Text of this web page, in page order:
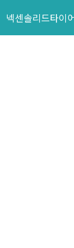
넥센솔리드타이